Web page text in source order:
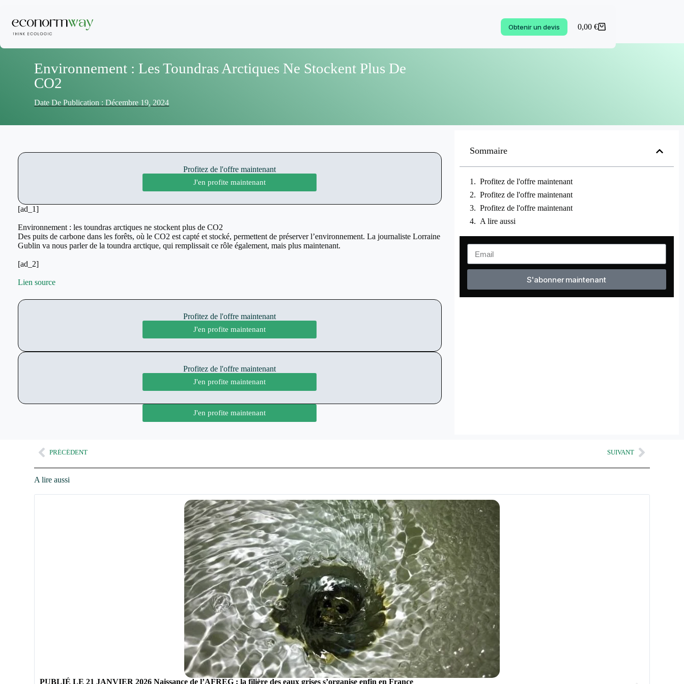
Obtenir un devis 0,00 €
Environnement : Les Toundras Arctiques Ne Stockent Plus De
CO2
Date De Publication :Décembre 19, 2024
Profitez de l'offre maintenant
J'en profite maintenant
[ad_1]
Environnement : les toundras arctiques ne stockent plus de CO2
Des puits de carbone dans les forêts, où le CO2 est capté et stocké, permettent de préserver l’environnement. La journaliste Lorraine
Gublin va nous parler de la toundra arctique, qui remplissait ce rôle également, mais plus maintenant.
[ad_2]
Lien source
Profitez de l'offre maintenant
J'en profite maintenant
Profitez de l'offre maintenant
J'en profite maintenant
J'en profite maintenant
Sommaire
Profitez de l'offre maintenant
Profitez de l'offre maintenant
Profitez de l'offre maintenant
A lire aussi
S'abonner maintenant
PRÉCÉDENT SUIVANT
A lire aussi
PUBLIÉ LE 21 JANVIER 2026 Naissance de l’AFREG : la filière des eaux grises s’organise enfin en France